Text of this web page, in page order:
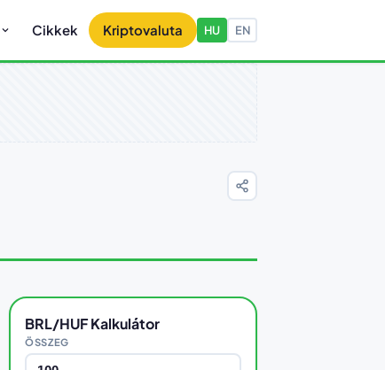
Cikkek Kriptovaluta HU EN
BRL/HUF Kalkulátor
ÖSSZEG